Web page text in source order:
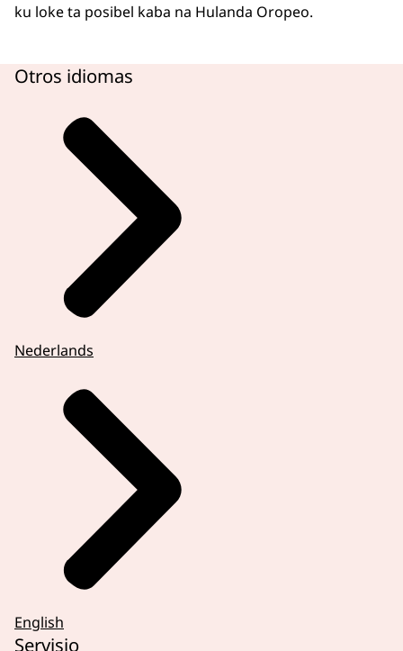
ku loke ta posibel kaba na Hulanda Oropeo.
Otros idiomas
Nederlands
English
Servisio